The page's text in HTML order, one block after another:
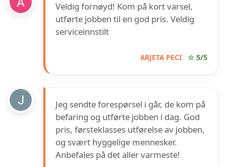
Veldig fornøyd! Kom på kort varsel,
utførte jobben til en god pris. Veldig
serviceinnstilt
ARJETA PECI ☆ 5/5
Jeg sendte forespørsel i går, de kom på
befaring og utførte jobben i dag. God
pris, førsteklasses utførelse av jobben,
og svært hyggelige mennesker.
Anbefales på det aller varmeste!